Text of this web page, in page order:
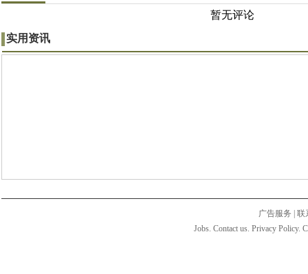
暂无评论
实用资讯
广告服务
联
Jobs. Contact us. Privacy Policy.